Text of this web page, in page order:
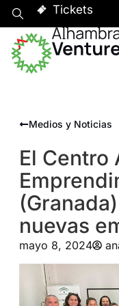
Tickets
Medios y Noticias
El Centro
nuevas
mayo 8, 2024